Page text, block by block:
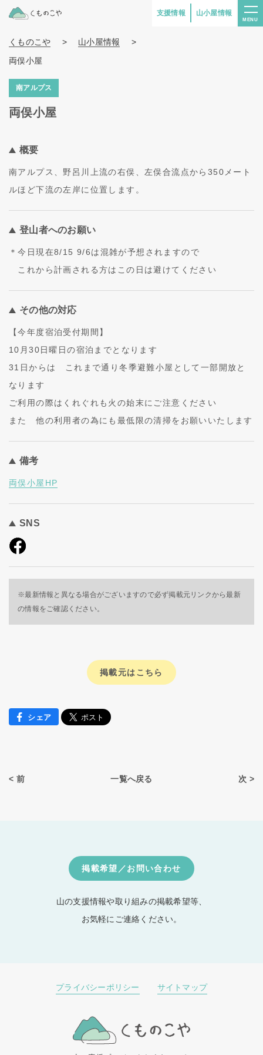
支援情報 山小屋情報
MENU
くものこや > 山小屋情報
>
両俣小屋
南アルプス
両俣小屋
概要
南アルプス、野呂川上流の右俣、左俣合流点から350メート
ルほど下流の左岸に位置します。
登山者へのお願い
＊今日現在8/15 9/6は混雑が予想されますので
これから計画される方はこの日は避けてください
その他の対応
【今年度宿泊受付期間】
10月30日曜日の宿泊までとなります
31日からは これまで通り冬季避難小屋として一部開放と
なります
ご利用の際はくれぐれも火の始末にご注意ください
また 他の利用者の為にも最低限の清掃をお願いいたします
備考
両俣小屋HP
SNS
※最新情報と異なる場合がございますので必ず掲載元リンクから最新
の情報をご確認ください。
掲載元はこちら
シェア
一覧へ戻る
< 前 次 >
掲載希望／お問い合わせ
山の支援情報や取り組みの掲載希望等、
お気軽にご連絡ください。
プライバシーポリシー サイトマップ